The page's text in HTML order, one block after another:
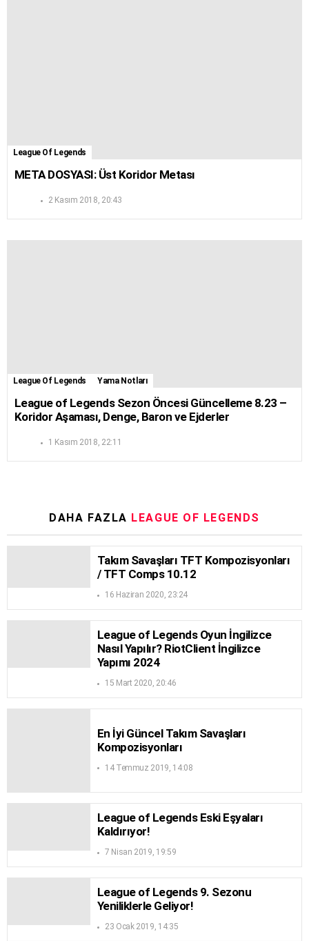
League Of Legends
META DOSYASI: Üst Koridor Metası
2 Kasım 2018, 20:43
League Of Legends Yama Notları
League of Legends Sezon Öncesi Güncelleme 8.23 –
Koridor Aşaması, Denge, Baron ve Ejderler
1 Kasım 2018, 22:11
DAHA FAZLA LEAGUE OF LEGENDS
Takım Savaşları TFT Kompozisyonları
/ TFT Comps 10.12
16 Haziran 2020, 23:24
League of Legends Oyun İngilizce
Nasıl Yapılır? RiotClient İngilizce
Yapımı 2024
15 Mart 2020, 20:46
En İyi Güncel Takım Savaşları
Kompozisyonları
14 Temmuz 2019, 14:08
League of Legends Eski Eşyaları
Kaldırıyor!
7 Nisan 2019, 19:59
League of Legends 9. Sezonu
Yeniliklerle Geliyor!
23 Ocak 2019, 14:35